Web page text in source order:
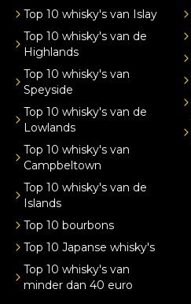
Top 10 whisky's van Islay
Top 10 whisky's van de
Highlands
Top 10 whisky's van
Speyside
Top 10 whisky's van de
Lowlands
Top 10 whisky's van
Campbeltown
Top 10 whisky's van de
Islands
Top 10 bourbons
Top 10 Japanse whisky's
Top 10 whisky's van
minder dan 40 euro